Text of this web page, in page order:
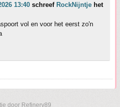
13:40 schreef RockNijntje het
vol en voor het eerst zo'n
door Refinery89